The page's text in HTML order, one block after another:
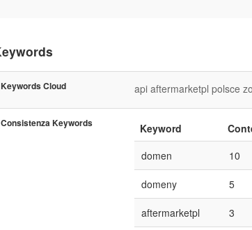
Keywords Cloud api aftermarketpl polsce
Consistenza Keywords Keyword
domen
10
domeny 5
aftermarketpl 3